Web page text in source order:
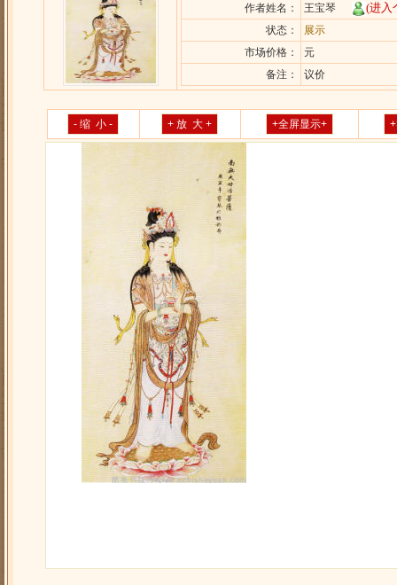
作者姓名：
王宝琴 (进入
状态：
展示
市场价格：
元
备注：
议价